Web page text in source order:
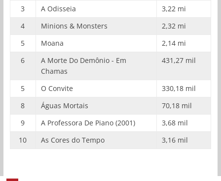
3
A Odisseia
3,22 mi
4
Minions & Monsters
2,32 mi
5
Moana
2,14 mi
6
A Morte Do Demônio - Em
Chamas
431,27 mil
5 O Convite
330,18 mil
8
Águas Mortais
70,18 mil
9
A Professora De Piano (2001)
3,68 mil
10
As Cores do Tempo 3,16 mil